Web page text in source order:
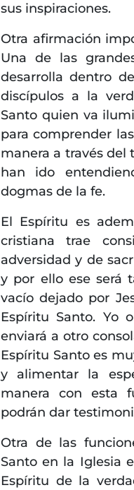
sus inspiraciones.
Otra afirmación
Una de las
desarrolla dentro
discípulos a la
Santo quien va
para comprender
manera a través del
han ido
dogmas de la fe.
El Espíritu es
cristiana trae
adversidad y de
y por ello ese será
vacío dejado por
Espíritu Santo. Yo
enviará a otro
Espíritu Santo es
y alimentar la
manera con esta
podrán dar
Otra de las
Santo en la Iglesia
Espíritu de la